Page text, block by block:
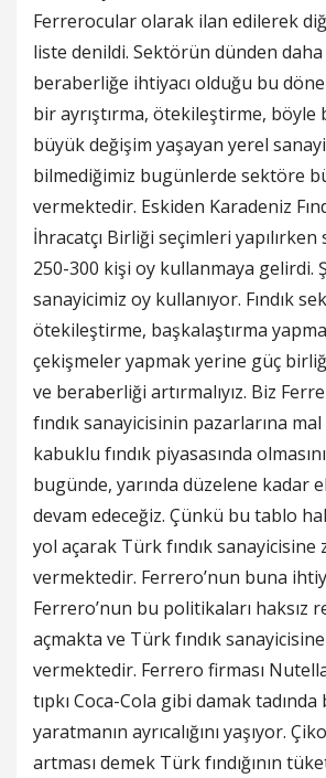
Ferrerocular olarak ilan edilerek
liste denildi. Sektörün dünden
beraberliğe ihtiyacı olduğu bu
bir ayrıştırma, ötekileştirme, böyle
büyük değişim yaşayan yerel
bilmediğimiz bugünlerde sektöre
vermektedir. Eskiden Karadeniz
İhracatçı Birliği seçimleri yapılırken
250-300 kişi oy kullanmaya gelirdi.
sanayicimiz oy kullanıyor. Fındık
ötekileştirme, başkalaştırma
çekişmeler yapmak yerine güç
ve beraberliği artırmalıyız. Biz
fındık sanayicisinin pazarlarına mal
kabuklu fındık piyasasında
bugünde, yarında düzelene kadar
devam edeceğiz. Çünkü bu tablo
yol açarak Türk fındık sanayicisine
vermektedir. Ferrero’nun buna
Ferrero’nun bu politikaları haksız
açmakta ve Türk fındık
vermektedir. Ferrero firması
tıpkı Coca-Cola gibi damak tadında
yaratmanın ayrıcalığını yaşıyor.
artması demek Türk fındığının